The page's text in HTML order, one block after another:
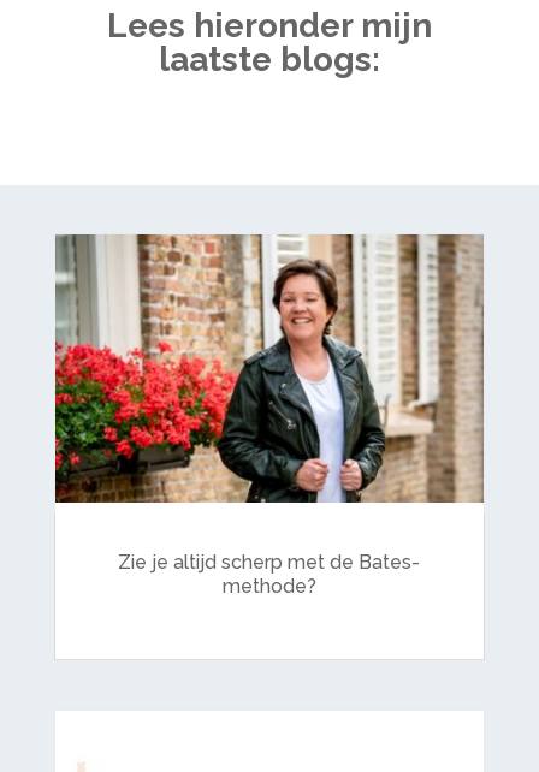
Lees hieronder mijn
laatste blogs:
Zie je altijd scherp met de Bates-
methode?